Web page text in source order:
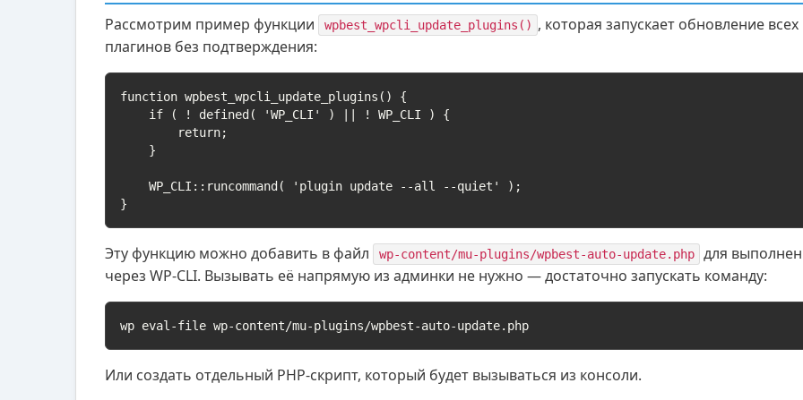
Рассмотрим пример функции wpbest_wpcli_update_plugins() , которая запускает обновление всех
плагинов без подтверждения:
function wpbest_wpcli_update_plugins() {
}
Эту функцию можно добавить в файл wp-content/mu-plugins/wpbest-auto-update.php
для
через WP-CLI. Вызывать её напрямую из админки не нужно — достаточно запускать команду:
wp eval-file wp-content/mu-plugins/wpbest-auto-update.php
Или создать отдельный PHP-скрипт, который будет вызываться из консоли.